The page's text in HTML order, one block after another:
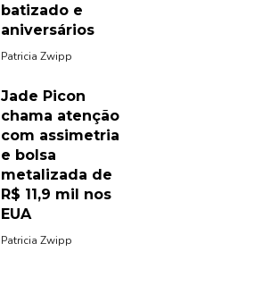
batizado e
aniversários
Patricia Zwipp
Jade Picon
chama atenção
com assimetria
e bolsa
metalizada de
R$ 11,9 mil nos
EUA
Patricia Zwipp